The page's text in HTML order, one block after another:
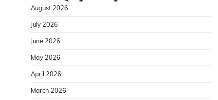
August 2026
July 2026
June 2026
May 2026
April 2026
March 2026